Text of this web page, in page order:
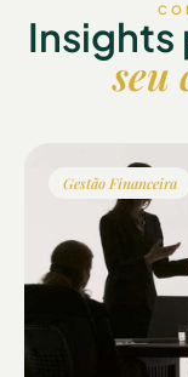
seu
Gestão Financeira